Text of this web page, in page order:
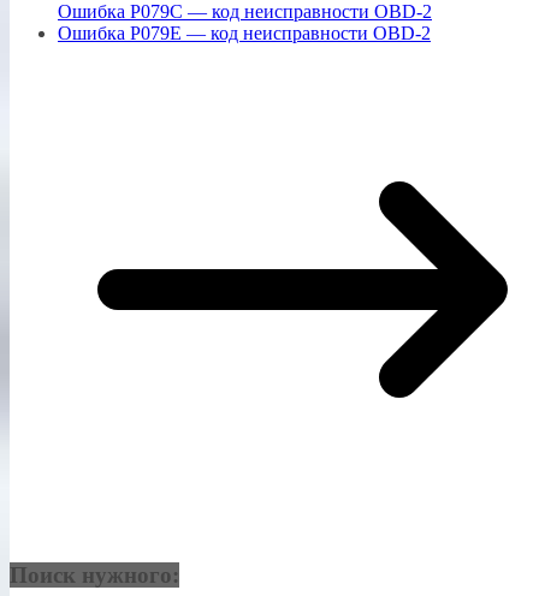
Ошибка P079C — код неисправности OBD-2
Ошибка P079E — код неисправности OBD-2
Поиск нужного: